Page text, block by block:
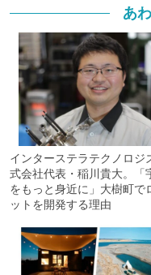
あ
インターステラテクノロジ
式会社代表・稲川貴大。「
をもっと身近に」大樹町で
ットを開発する理由